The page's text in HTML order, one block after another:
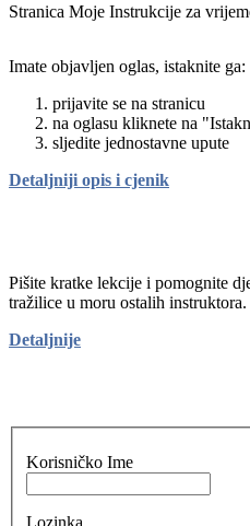
Stranica Moje Instrukcije za
Imate objavljen oglas, istaknite ga:
prijavite se na stranicu
na oglasu kliknete na
sljedite jednostavne upute
Detaljniji opis i cjenik
Pišite kratke lekcije i pomognite
tražilice u moru ostalih instruktora.
Detaljnije
Korisničko Ime
Lozinka